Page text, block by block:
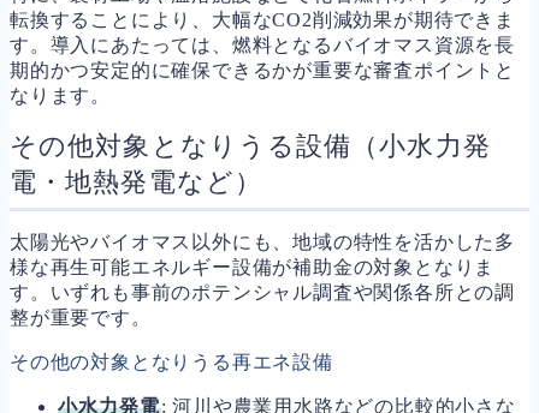
転換することにより、大幅なCO2削減効果が期待できま
す。導入にあたっては、燃料となるバイオマス資源を長
期的かつ安定的に確保できるかが重要な審査ポイントと
なります。
その他対象となりうる設備（小水力発
電・地熱発電など）
太陽光やバイオマス以外にも、地域の特性を活かした多
様な再生可能エネルギー設備が補助金の対象となりま
す。いずれも事前のポテンシャル調査や関係各所との調
整が重要です。
その他の対象となりうる再エネ設備
小水力発電: 河川や農業用水路などの比較的小さな